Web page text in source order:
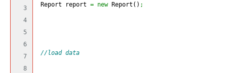
3
4
5
6
7
8
Report report = new Report ( ) ;
//load data